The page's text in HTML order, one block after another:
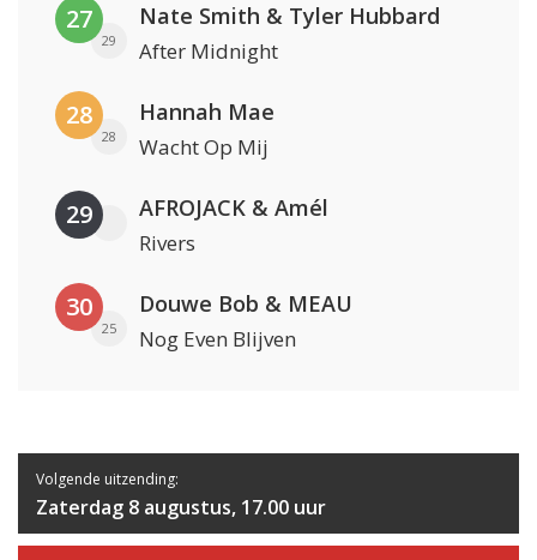
27
29
Nate Smith & Tyler Hubbard
After Midnight
28
28
Hannah Mae
Wacht Op Mij
29 AFROJACK & Amél
Rivers
30
25
Douwe Bob & MEAU
Nog Even Blijven
Volgende uitzending:
Zaterdag 8 augustus, 17.00 uur